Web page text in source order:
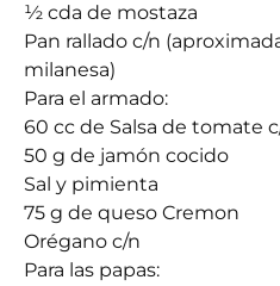
½ cda de mostaza
Pan rallado c/n
milanesa)
Para el armado:
60 cc de Salsa de tomate
50 g de jamón cocido
Sal y pimienta
75 g de queso Cremon
Orégano c/n
Para las papas: